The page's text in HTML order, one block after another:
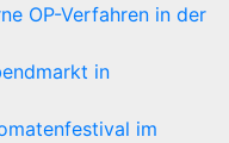
OP-Verfahren in der
in
im